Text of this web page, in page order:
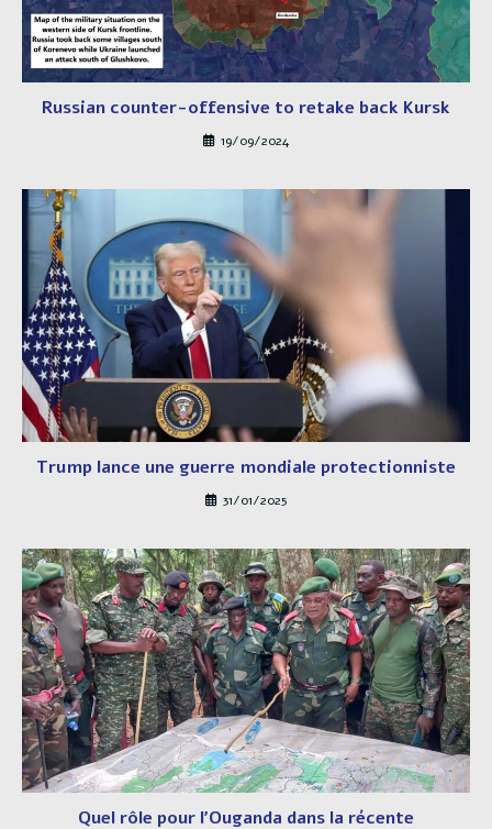
Russian counter-offensive to retake back Kursk
19/09/2024
Trump lance une guerre mondiale protectionniste
31/01/2025
Quel rôle pour l’Ouganda dans la récente